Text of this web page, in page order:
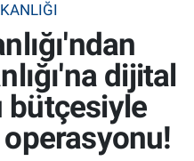
dijital
bütçesiyle
operasyonu!